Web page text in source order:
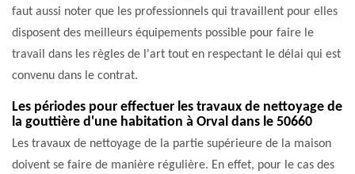
faut aussi noter que les professionnels qui travaillent pour elles
disposent des meilleurs équipements possible pour faire le
travail dans les règles de l'art tout en respectant le délai qui est
convenu dans le contrat.
Les périodes pour effectuer les travaux de nettoyage de
la gouttière d'une habitation à Orval dans le 50660
Les travaux de nettoyage de la partie supérieure de la maison
doivent se faire de manière régulière. En effet, pour le cas des